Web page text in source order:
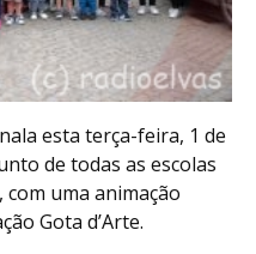
esta terça-feira, 1 de
de todas as escolas
com uma animação
Gota d’Arte.